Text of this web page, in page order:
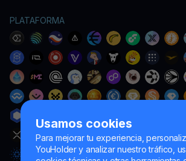
Usamos cookies
Para mejorar tu experiencia,
YouHolder y analizar nuestro tráfico,
PLATAFORMA